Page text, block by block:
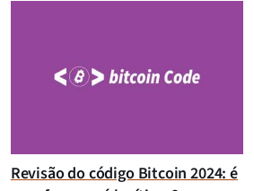
Revisão do código Bitcoin 2024: é